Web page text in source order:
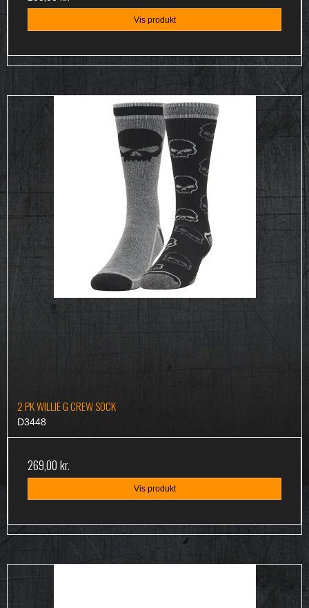
Vis produkt
2 PK WILLIE G CREW SOCK
D3448
269,00 kr.
Vis produkt